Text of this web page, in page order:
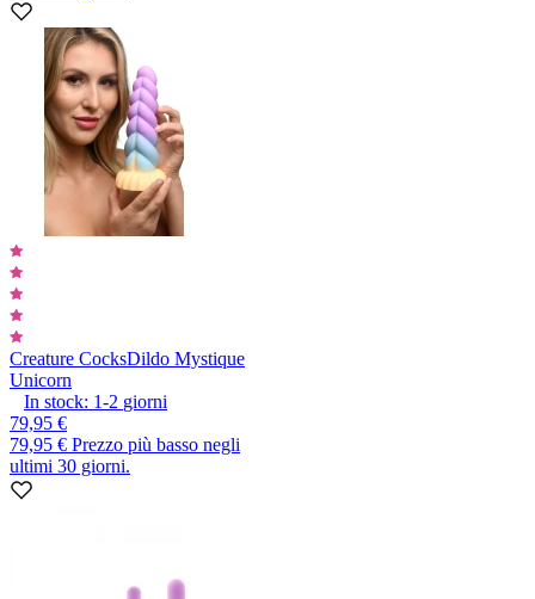
Creature CocksDildo Mystique
Unicorn
In stock: 1-2 giorni
79,95 €
79,95 € Prezzo più basso negli
ultimi 30 giorni.